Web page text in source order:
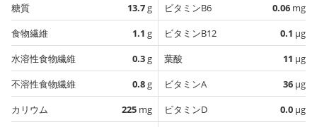
糖質
13.7g
食物繊維
1.1 g
水溶性食物繊維
0.3g
不溶性食物繊維
0.8g
カリウム
225 mg
ビタミンB6
0.06 mg
ビタミンB12
0.1 µg
葉酸
11 µg
ビタミンA
36 µg
ビタミンD
0.0 µg